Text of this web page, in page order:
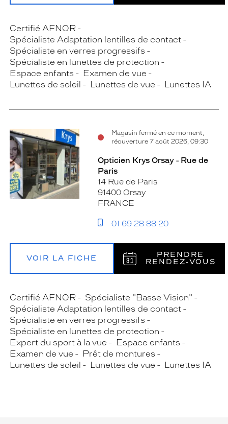
Certifié AFNOR
Spécialiste Adaptation lentilles de contact
Spécialiste en verres progressifs
Spécialiste en lunettes de protection
Espace enfants
Examen de vue
Lunettes de soleil
Lunettes de vue Lunettes IA
Magasin fermé en ce moment,
réouverture 7 août 2026, 09:30
Opticien Krys Orsay - Rue de
Paris
14 Rue de Paris
91400 Orsay
FRANCE
01 69 28 88 20
VOIR LA FICHE
PRENDRE
RENDEZ‑VOUS
Certifié AFNOR
Spécialiste "Basse Vision"
Spécialiste Adaptation lentilles de contact
Spécialiste en verres progressifs
Spécialiste en lunettes de protection
Expert du sport à la vue
Espace enfants
Examen de vue
Prêt de montures
Lunettes de soleil
Lunettes de vue Lunettes IA